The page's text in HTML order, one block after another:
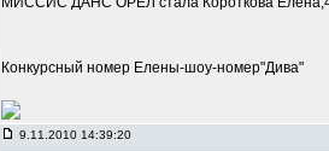
Конкурсный номер Елены-шоу-номер"Дива"
9.11.2010 14:39:20